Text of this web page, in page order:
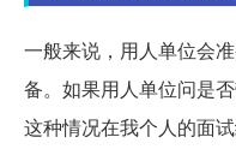
一般来说，用人单位会
备。如果用人单位问是
这种情况在我个人的面试